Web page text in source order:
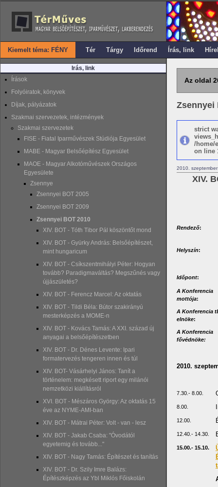
Kiemelt téma: FÉNY Tér Tárgy Időrend Írás, link
Irás, link
Írások
Folyóiratok, könyvek
Díjak, pályázatok
Szakmai szervezetek, intézmények
Szakmai szervezetek
FISE - Fiatal Iparművészek Stúdiója Egyesület
MABE - Magyar Belsőépítész Egyesület
MAOE - Magyar Alkotóművészek Országos
Egyesülete
Zsennye
Zsennyei BOT 2005
Zsennyei BOT 2009
Zsennyei BOT 2010
XIV. BOT - Tóth Tibor Pál köszöntőt mond
XIV. BOT - Gyürky András: Belsőépítészet,
mint hungaricum
XIV. BOT - Csíkszentmihályi Péter: Hogyan
tovább? Paradigmaváltás? Megszűnés vagy
újjászületés?
XIV. BOT - Ferencz Marcel: Az oktatás
XIV. BOT - Tildi Béla: Bútor szakirányú
mesterképzés a MOME-n
XIV. BOT - Kovács Tamás: A XXI. század új
anyagai a belsőépítészetben
XIV. BOT - Dr. Dénes Levente: Ipari
formatervezés tengeren innen és túl
XIV. BOT- Vásárhelyi János: Tanít a
történelem: megkésett riport egy milánói
nemzetközi kiállításról
XVI. BOT - Mészáros György: Az oktatás 15
éve az NYME-AMI-ban
XIV. BOT - Mátrai Péter: Volt - van - lesz
XIV. BOT - Jakab Csaba: "Óvodától
egyetemig és tovább..."
XIV. BOT - Nagy Tamás: Építészet és tanítás
XIV. BOT - Dr. Szily Imre Balázs:
Építészképzés az Ybl Miklós Főiskolán
Az oldal
Zsennyei
strict
/home/
on line
2010.
XIV.
Rendező:
Helyszín:
Időpont:
A Konferencia
mottója:
A Konferencia
elnöke:
A Konferencia
fővédnöke:
2010.
7.30.- 8.00.
8.00.
12.00.
12.40.- 14.30.
15.00.- 15.10.